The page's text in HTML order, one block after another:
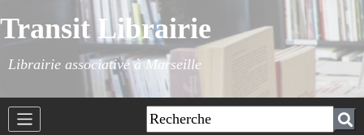
Transit Librairie
Librairie associative à Marseille